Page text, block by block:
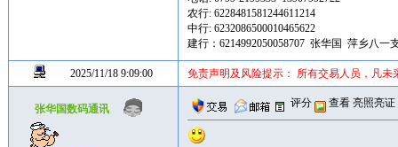
农行: 6228481581244611214
中行: 6232086500010465622
建行：6214992050058707 张华国 萍乡八一
2025/11/18 9:09:00 免责声明及风险提示： 所有交易人员，凡
张华国数码通讯 评分 查看 亮照亮证